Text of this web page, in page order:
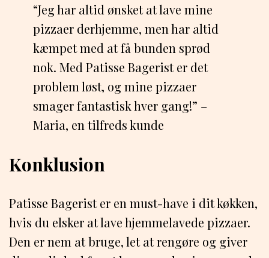
“Jeg har altid ønsket at lave mine
pizzaer derhjemme, men har altid
kæmpet med at få bunden sprød
nok. Med Patisse Bagerist er det
problem løst, og mine pizzaer
smager fantastisk hver gang!” –
Maria, en tilfreds kunde
Konklusion
Patisse Bagerist er en must-have i dit køkken,
hvis du elsker at lave hjemmelavede pizzaer.
Den er nem at bruge, let at rengøre og giver